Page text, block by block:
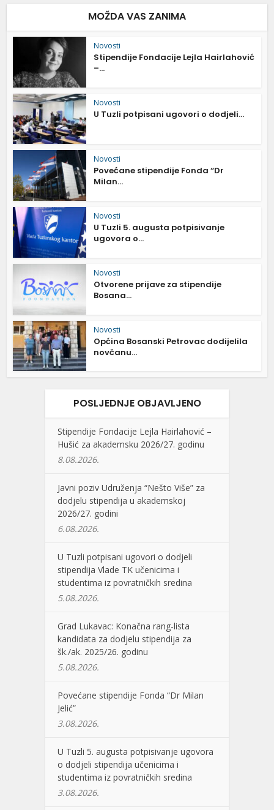
MOŽDA VAS ZANIMA
Novosti
Stipendije Fondacije Lejla Hairlahović
–...
Novosti
U Tuzli potpisani ugovori o dodjeli...
Novosti
Povećane stipendije Fonda “Dr
Milan...
Novosti
U Tuzli 5. augusta potpisivanje
ugovora o...
Novosti
Otvorene prijave za stipendije
Bosana...
Novosti
Općina Bosanski Petrovac dodijelila
novčanu...
POSLJEDNJE OBJAVLJENO
Stipendije Fondacije Lejla Hairlahović –
Hušić za akademsku 2026/27. godinu
8.08.2026.
Javni poziv Udruženja “Nešto Više” za
dodjelu stipendija u akademskoj
2026/27. godini
6.08.2026.
U Tuzli potpisani ugovori o dodjeli
stipendija Vlade TK učenicima i
studentima iz povratničkih sredina
5.08.2026.
Grad Lukavac: Konačna rang-lista
kandidata za dodjelu stipendija za
šk./ak. 2025/26. godinu
5.08.2026.
Povećane stipendije Fonda “Dr Milan
Jelić”
3.08.2026.
U Tuzli 5. augusta potpisivanje ugovora
o dodjeli stipendija učenicima i
studentima iz povratničkih sredina
3.08.2026.